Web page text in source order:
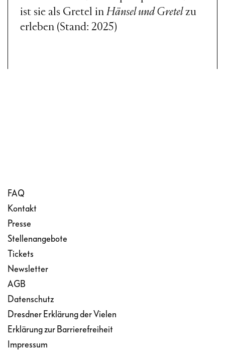
ist sie als Gretel in Hänsel und Gretelzu
erleben (Stand: 2025)
FAQ
Kontakt
Presse
Stellenangebote
Tickets
Newsletter
AGB
Datenschutz
Dresdner Erklärung der Vielen
Erklärung zur Barrierefreiheit
Impressum